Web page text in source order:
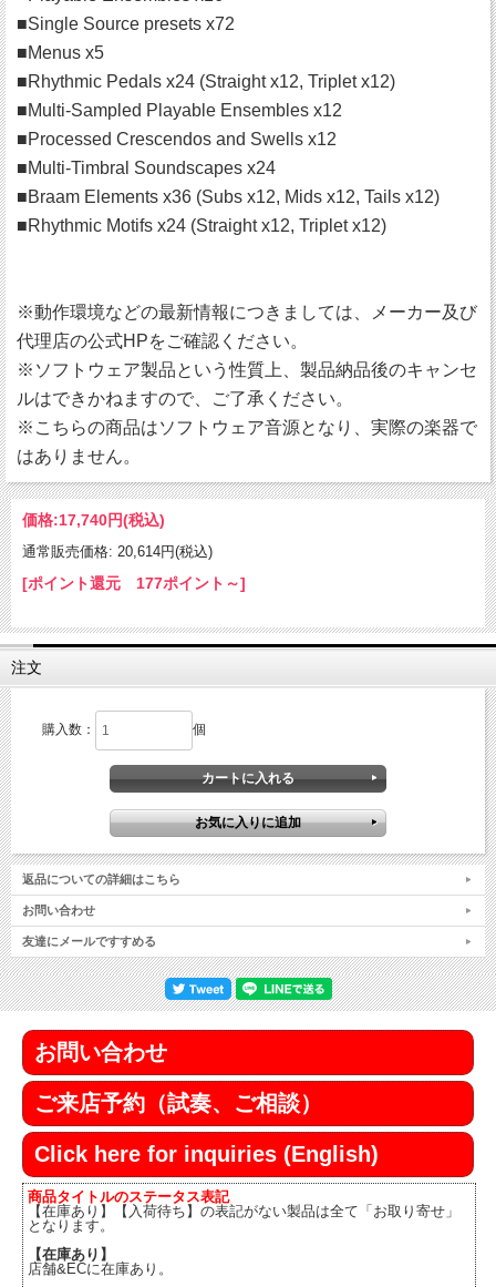
■Single Source presets x72
■Menus x5
■Rhythmic Pedals x24 (Straight x12, Triplet x12)
■Multi-Sampled Playable Ensembles x12
■Processed Crescendos and Swells x12
■Multi-Timbral Soundscapes x24
■Braam Elements x36 (Subs x12, Mids x12, Tails x12)
■Rhythmic Motifs x24 (Straight x12, Triplet x12)
※動作環境などの最新情報につきましては、メーカー及び
代理店の公式HPをご確認ください。
※ソフトウェア製品という性質上、製品納品後のキャンセ
ルはできかねますので、ご了承ください。
※こちらの商品はソフトウェア音源となり、実際の楽器で
はありません。
価格:17,740円(税込)
通常販売価格: 20,614円(税込)
[ポイント還元 177ポイント～]
注文
購入数： 個
返品についての詳細はこちら
お問い合わせ
友達にメールですすめる
お問い合わせ
ご来店予約（試奏、ご相談）
Click here for inquiries (English)
商品タイトルのステータス表記
【在庫あり】【入荷待ち】の表記がない製品は全て「お取り寄せ」
となります。
【在庫あり】
店舗&ECに在庫あり。